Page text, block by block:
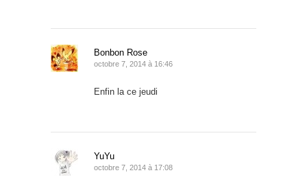
Bonbon Rose
octobre 7, 2014 à 16:46
Enfin la ce jeudi
YuYu
octobre 7, 2014 à 17:08